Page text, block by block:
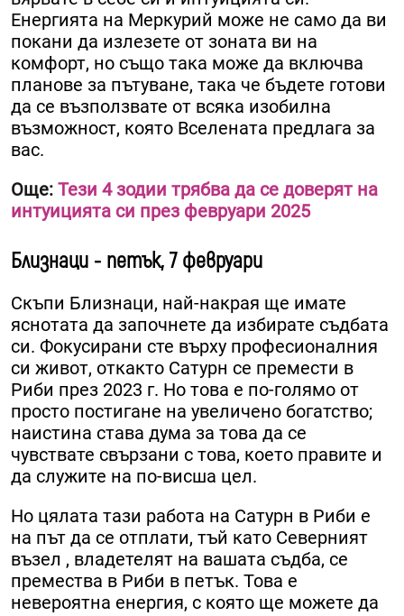
Енергията на Меркурий може не само да ви
покани да излезете от зоната ви на
комфорт, но също така може да включва
планове за пътуване, така че бъдете готови
да се възползвате от всяка изобилна
възможност, която Вселената предлага за
вас.
Още: Тези 4 зодии трябва да се доверят на
интуицията си през февруари 2025
Близнаци - петък, 7 февруари
Скъпи Близнаци, най-накрая ще имате
яснотата да започнете да избирате съдбата
си. Фокусирани сте върху професионалния
си живот, откакто Сатурн се премести в
Риби през 2023 г. Но това е по-голямо от
просто постигане на увеличено богатство;
наистина става дума за това да се
чувствате свързани с това, което правите и
да служите на по-висша цел.
Но цялата тази работа на Сатурн в Риби е
на път да се отплати, тъй като Северният
възел , владетелят на вашата съдба, се
премества в Риби в петък. Това е
невероятна енергия, с която ще можете да